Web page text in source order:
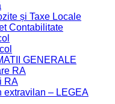
și Taxe Locale
Contabilitate
GENERALE
RA
RA
extravilan – LEGEA